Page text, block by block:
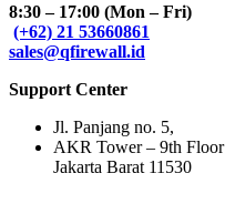
8:30 – 17:00 (Mon – Fri)
(+62) 21 53660861
sales@qfirewall.id
Support Center
Jl. Panjang no. 5,
AKR Tower – 9th Floor
Jakarta Barat 11530